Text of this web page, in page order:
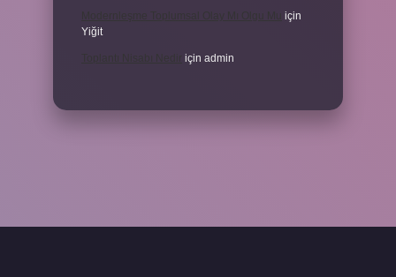
için
Yiğit
için admin